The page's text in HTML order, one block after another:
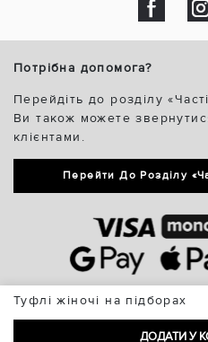
Туфлі жіночі на підборах
ДОДАТИ У
Потрібна допомога?
Перейдіть до розділу
Ви також можете
клієнтами.
Перейти До Розділу